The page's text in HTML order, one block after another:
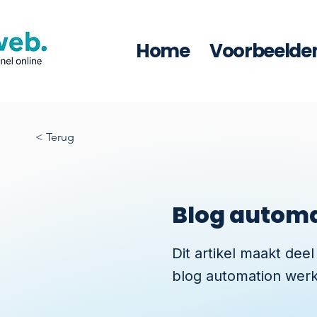
Home
< Terug
Blog
Dit artikel maakt
blog automation